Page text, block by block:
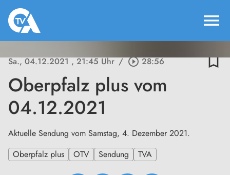
menu
Sa., 04.12.2021, 21:45 Uhr / play_circle_outline28:56 bookmark_border
Oberpfalz plus vom
04.12.2021
Aktuelle Sendung vom Samstag, 4. Dezember 2021.
Oberpfalz plus
OTV Sendung TVA